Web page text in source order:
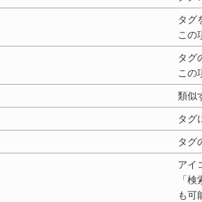
タグ
この
タグ
この
類似
タグ
タグ
アイ
「
も可